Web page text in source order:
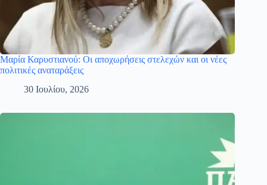
Μαρία Καρυστιανού: Οι αποχωρήσεις στελεχών και οι νέες
πολιτικές αναταράξεις
30 Ιουλίου, 2026